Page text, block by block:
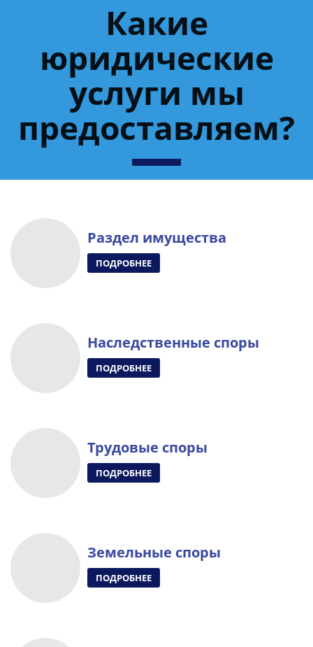
Какие
юридические
услуги мы
предоставляем?
Раздел имущества
ПОДРОБНЕЕ
Наследственные споры
ПОДРОБНЕЕ
Трудовые споры
ПОДРОБНЕЕ
Земельные споры
ПОДРОБНЕЕ